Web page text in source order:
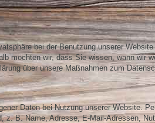
bei der Benutzung unserer
möchten wir, dass Sie wissen, wann wir
über unsere Maßnahmen zum
Daten bei Nutzung unserer Website.
z. B. Name, Adresse, E-Mail-Adressen,